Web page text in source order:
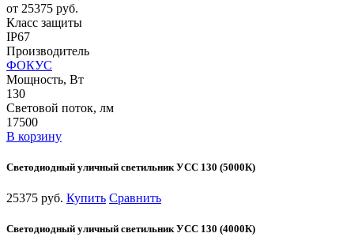
от 25375 руб.
Класс защиты
IP67
Производитель
ФОКУС
Мощность, Вт
130
Световой поток, лм
17500
В корзину
Светодиодный уличный светильник УСС 130 (5000К)
25375 руб. Купить Сравнить
Светодиодный уличный светильник УСС 130 (4000К)